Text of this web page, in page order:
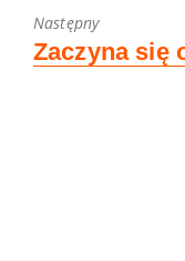
Następny
Next
post:
Zaczyna się